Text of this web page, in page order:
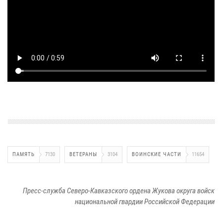
ПАМЯТЬ 7130 ВЕТЕРАНЫ 3104 ВОИНСКИЕ ЧАСТИ 11654
Пресс-служба Северо-Кавказского ордена Жукова округа войск
национальной гвардии Российской Федерации